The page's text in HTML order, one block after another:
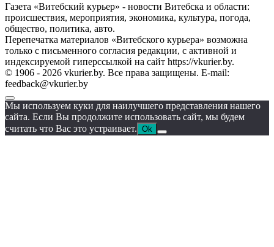
Газета «Витебский курьер» - новости Витебска и области:
происшествия, мероприятия, экономика, культура, погода,
общество, политика, авто.
Перепечатка материалов «Витебского курьера» возможна
только с письменного согласия редакции, с активной и
индексируемой гиперссылкой на сайт https://vkurier.by.
© 1906 - 2026 vkurier.by. Все права защищены. E-mail:
feedback@vkurier.by
Мы используем куки для наилучшего представления нашего
сайта. Если Вы продолжите использовать сайт, мы будем
считать что Вас это устраивает. Ok